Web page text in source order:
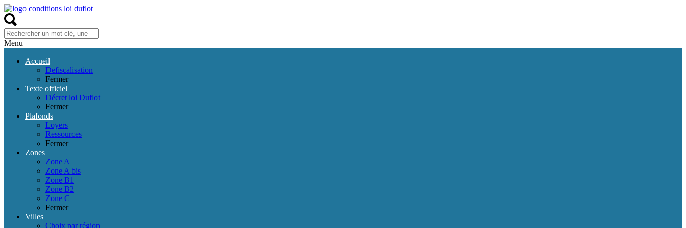
Menu
Accueil
Defiscalisation
Fermer
Texte officiel
Décret loi Duflot
Fermer
Plafonds
Loyers
Ressources
Fermer
Zones
Zone A
Zone A bis
Zone B1
Zone B2
Zone C
Fermer
Villes
Choix par région